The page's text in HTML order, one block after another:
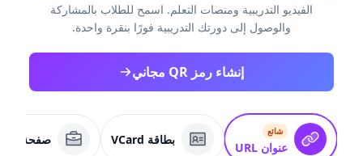
الفيديو التدريبية ومنصات التعلم. اسمح للطلاب بالمشاركة
والوصول إلى دورتك التدريبية فورًا بنقرة واحدة.
إنشاء رمز QR مجاني
شائع
عنوان URL
بطاقة VCard صفحة